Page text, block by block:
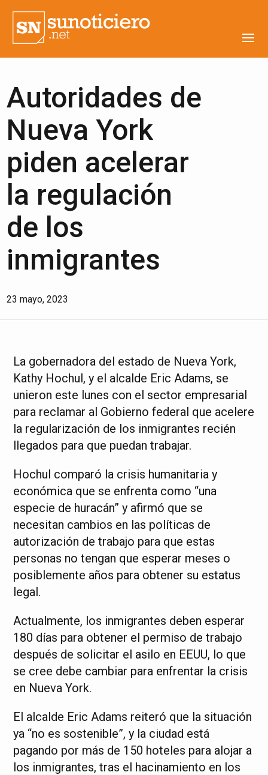
Autoridades de
Nueva York
piden acelerar
la regulación
de los
inmigrantes
23 mayo, 2023
La gobernadora del estado de Nueva York,
Kathy Hochul, y el alcalde Eric Adams, se
unieron este lunes con el sector empresarial
para reclamar al Gobierno federal que acelere
la regularización de los inmigrantes recién
llegados para que puedan trabajar.
Hochul comparó la crisis humanitaria y
económica que se enfrenta como “una
especie de huracán” y afirmó que se
necesitan cambios en las políticas de
autorización de trabajo para que estas
personas no tengan que esperar meses o
posiblemente años para obtener su estatus
legal.
Actualmente, los inmigrantes deben esperar
180 días para obtener el permiso de trabajo
después de solicitar el asilo en EEUU, lo que
se cree debe cambiar para enfrentar la crisis
en Nueva York.
El alcalde Eric Adams reiteró que la situación
ya “no es sostenible”, y la ciudad está
pagando por más de 150 hoteles para alojar a
los inmigrantes, tras el hacinamiento en los